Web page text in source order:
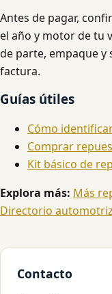
Antes de pagar,
el año y motor de tu
de parte, empaque y
factura.
Guías útiles
Cómo
Comprar
Kit básico de
Explora más: Más
Directorio
Contacto